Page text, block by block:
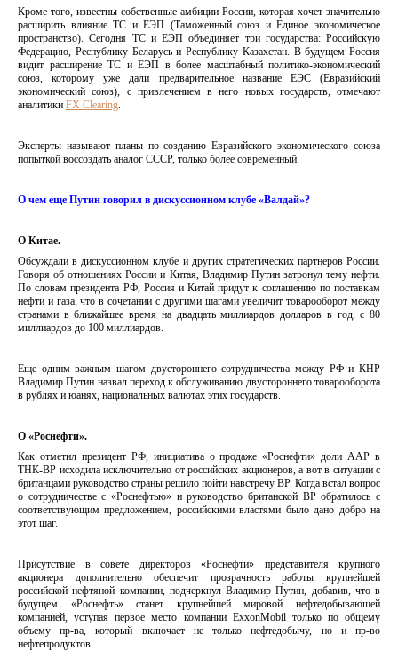
Кроме того, известны собственные амбиции России, которая хочет значительно
расширить влияние ТС и ЕЭП (Таможенный союз и Единое экономическое
пространство). Сегодня ТС и ЕЭП объединяет три государства: Российскую
Федерацию, Республику Беларусь и Республику Казахстан. В будущем Россия
видит расширение ТС и ЕЭП в более масштабный политико-экономический
союз, которому уже дали предварительное название ЕЭС (Евразийский
экономический союз), с привлечением в него новых государств, отмечают
аналитики FX Clearing.
Эксперты называют планы по созданию Евразийского экономического союза
попыткой воссоздать аналог СССР, только более современный.
О чем еще Путин говорил в дискуссионном клубе «Валдай»?
О Китае.
Обсуждали в дискуссионном клубе и других стратегических партнеров России.
Говоря об отношениях России и Китая, Владимир Путин затронул тему нефти.
По словам президента РФ, Россия и Китай придут к соглашению по поставкам
нефти и газа, что в сочетании с другими шагами увеличит товарооборот между
странами в ближайшее время на двадцать миллиардов долларов в год, с 80
миллиардов до 100 миллиардов.
Еще одним важным шагом двустороннего сотрудничества между РФ и КНР
Владимир Путин назвал переход к обслуживанию двустороннего товарооборота
в рублях и юанях, национальных валютах этих государств.
О «Роснефти».
Как отметил президент РФ, инициатива о продаже «Роснефти» доли ААР в
ТНК-ВР исходила исключительно от российских акционеров, а вот в ситуации с
британцами руководство страны решило пойти навстречу ВР. Когда встал вопрос
о сотрудничестве с «Роснефтью» и руководство британской ВР обратилось с
соответствующим предложением, российскими властями было дано добро на
этот шаг.
Присутствие в совете директоров «Роснефти» представителя крупного
акционера дополнительно обеспечит прозрачность работы крупнейшей
российской нефтяной компании, подчеркнул Владимир Путин, добавив, что в
будущем «Роснефть» станет крупнейшей мировой нефтедобывающей
компанией, уступая первое место компании ExxonMobil только по общему
объему пр-ва, который включает не только нефтедобычу, но и пр-во
нефтепродуктов.